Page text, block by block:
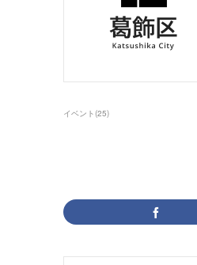
イベント(25)